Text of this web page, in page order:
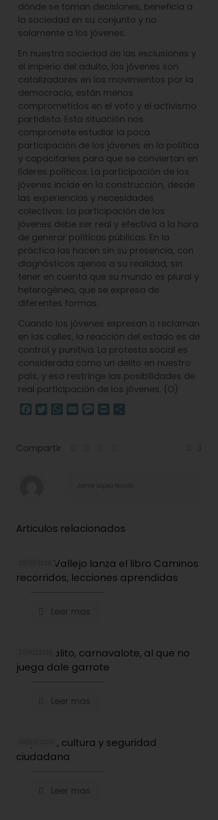
dónde se toman decisiones, beneficia a
la sociedad en su conjunto y no
solamente a los jóvenes.
En nuestra sociedad de las exclusiones y
el imperio del adulto, los jóvenes son
catalizadores en los movimientos por la
democracia, están menos
comprometidos en el voto y el activismo
partidista. Esta situación nos
compromete estudiar la poca
participación de los jóvenes en la política
y capacitarles para que se conviertan en
líderes políticos. La participación de los
jóvenes incide en la construcción, desde
las experiencias y necesidades
colectivas. La participación de los
jóvenes debe ser real y efectiva a la hora
de generar políticas públicas. En la
práctica las hacen sin su presencia, con
diagnósticos ajenos a su realidad, sin
tener en cuenta que su mundo es plural y
heterogéneo, que se expresa de
diferentes formas.
Cuando los jóvenes expresan o reclaman
en las calles, la reacción del estado es de
control y punitiva. La protesta social es
considerada como un delito en nuestro
país, y eso restringe las posibilidades de
real participación de los jóvenes. (O)
Facebook
TwitterWhatsApp
Email Message
Print
Compartir
Jaime López Novillo
Articulos relacionados
Andrés Vallejo lanza el libro Caminos
recorridos, lecciones aprendidas
Leer mas
Carnavalito, carnavalote, al que no
juega dale garrote
Leer mas
Deporte, cultura y seguridad
ciudadana
Leer mas